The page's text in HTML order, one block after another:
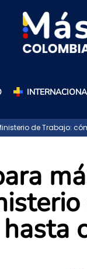
de Trabajo: